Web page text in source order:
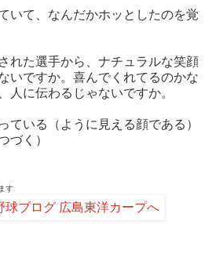
いて、なんだかホッとしたのを覚
れた選手から、ナチュラルな笑顔
いですか。喜んでくれてるのかな
人に伝わるじゃないですか。
ている（ように見える顔である）
づく）
す